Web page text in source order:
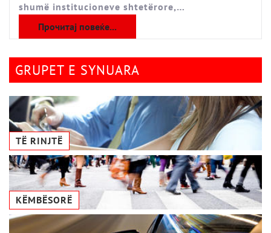
shumë institucioneve shtetërore,…
Прочитај повеќе...
GRUPET E SYNUARA
TË RINJTË
KËMBËSORË